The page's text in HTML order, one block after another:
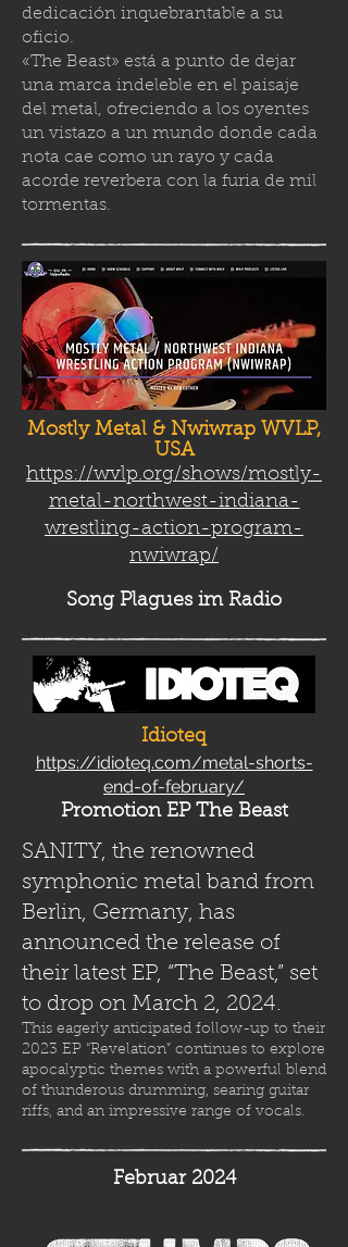
dedicación inquebrantable a su
oficio.
«The Beast» está a punto de dejar
una marca indeleble en el paisaje
del metal, ofreciendo a los oyentes
un vistazo a un mundo donde cada
nota cae como un rayo y cada
acorde reverbera con la furia de mil
tormentas.
Mostly Metal & Nwiwrap WVLP,
USA
https://wvlp.org/shows/mostly-
metal-northwest-indiana-
wrestling-action-program-
nwiwrap/
Song Plagues im Radio
Idioteq
https://idioteq.com/metal-shorts-
end-of-february/
Promotion EP The Beast
SANITY, the renowned
symphonic metal band from
Berlin, Germany, has
announced the release of
their latest EP, “The Beast,” set
to drop on March 2, 2024.
This eagerly anticipated follow-up to their
2023 EP “Revelation” continues to explore
apocalyptic themes with a powerful blend
of thunderous drumming, searing guitar
riffs, and an impressive range of vocals.
Februar 2024